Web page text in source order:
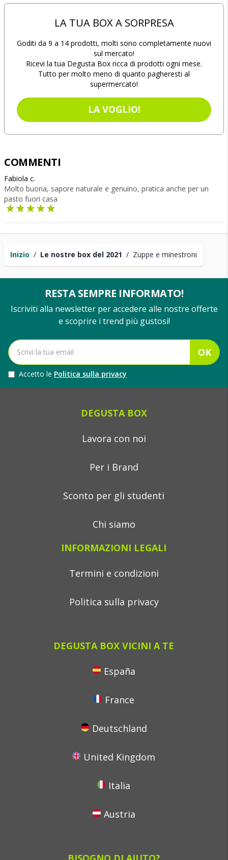
Inizio / Le nostre box del 2021 / Zuppe e minestroni
LA TUA BOX A SORPRESA
Goditi da 9 a 14 prodotti, molti sono completamente nuovi
sul mercato!
Ricevi la tua Degusta Box ricca di prodotti ogni mese.
Tutto per molto meno di quanto pagheresti al
supermercato!
LA VOGLIO!
COMMENTI
Fabiola c.
Molto buona, sapore naturale e genuino, pratica anche per un
pasto fuori casa
RESTA SEMPRE INFORMATO!
Iscriviti alla newsletter per accedere alle nostre offerte
e scoprire i trend più gustosi!
OK
Accetto le Politica sulla privacy
DEGUSTA BOX
Lavora con noi
Per i Brand
Sconto per gli studenti
Chi siamo
INFORMAZIONI LEGALI
Termini e condizioni
Politica sulla privacy
DEGUSTA BOX VICINI A TE
España
France
Deutschland
United Kingdom
Italia
Austria